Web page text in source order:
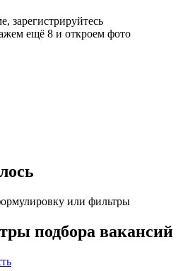
зарегистрируйтесь
ещё 8 и откроем фото
или фильтры
подбора вакансий